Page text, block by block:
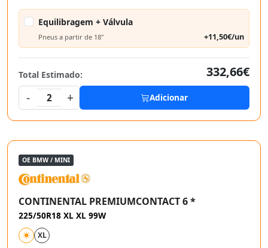
Equilibragem + Válvula
Pneus a partir de 18" +11,50€/un
Total Estimado:
332,66€
-
2 + Adicionar
OE BMW / MINI
CONTINENTAL PREMIUMCONTACT 6 *
225/50R18 XL XL 99W
XL